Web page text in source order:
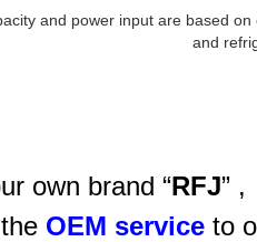
and power input are based
and
own brand “RFJ” ,
OEM service to